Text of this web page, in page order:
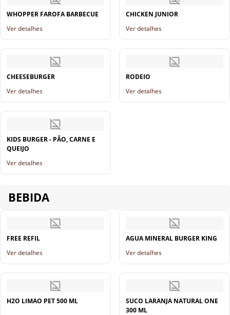
WHOPPER FAROFA BARBECUE
Ver detalhes
CHICKEN JUNIOR
Ver detalhes
CHEESEBURGER
Ver detalhes
RODEIO
Ver detalhes
KIDS BURGER - PÃO, CARNE E
QUEIJO
Ver detalhes
BEBIDA
FREE REFIL
Ver detalhes
AGUA MINERAL BURGER KING
Ver detalhes
H2O LIMAO PET 500 ML
SUCO LARANJA NATURAL ONE
300 ML